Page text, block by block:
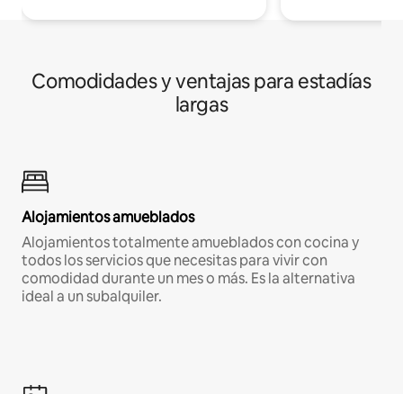
Comodidades y ventajas para estadías
largas
Alojamientos amueblados
Alojamientos totalmente amueblados con cocina y
todos los servicios que necesitas para vivir con
comodidad durante un mes o más. Es la alternativa
ideal a un subalquiler.